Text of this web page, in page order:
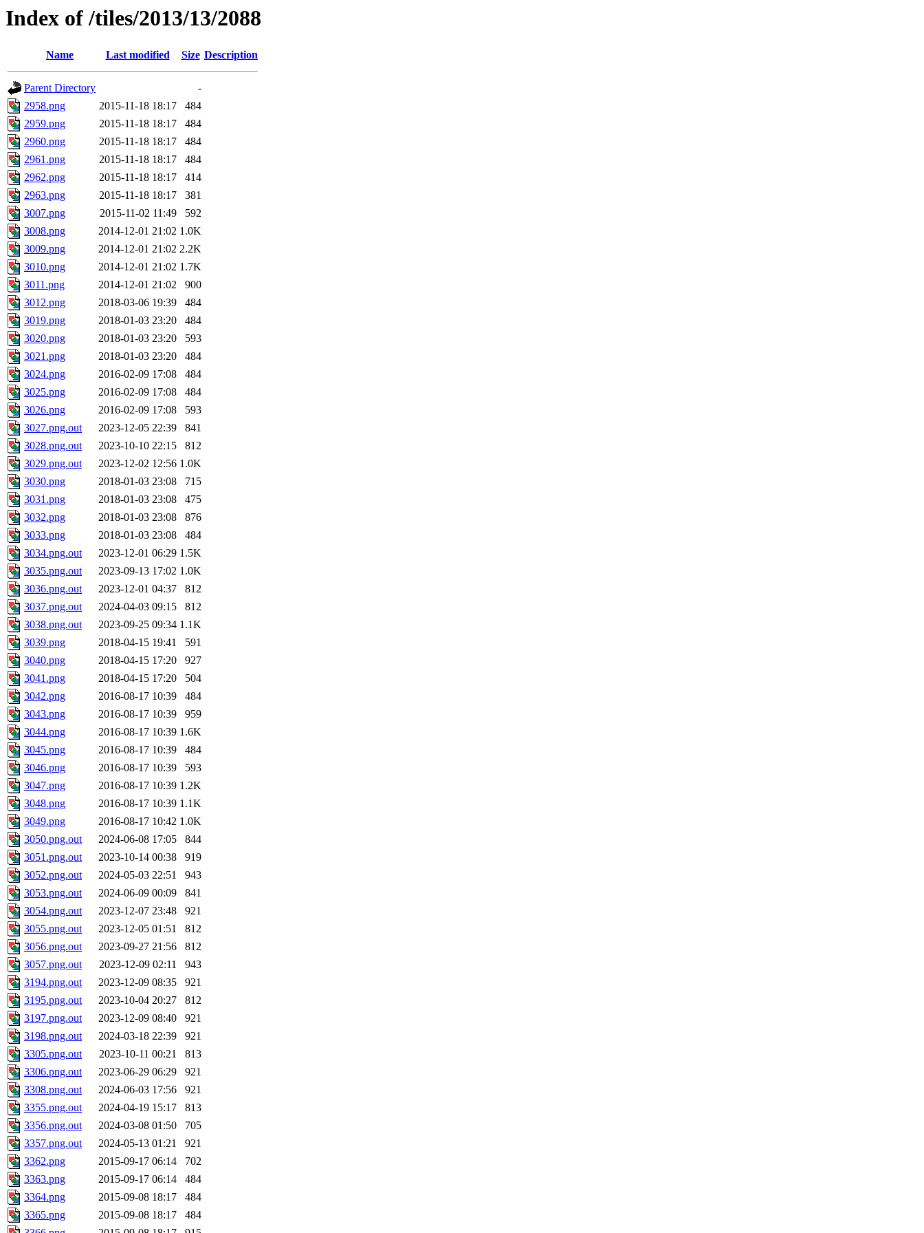
Index of /tiles/2013/13/2088
Name Last modified Size Description
Parent Directory
-
2958.png
2015-11-18 18:17
484
2959.png
2015-11-18 18:17
484
2960.png
2015-11-18 18:17
484
2961.png
2015-11-18 18:17
484
2962.png
2015-11-18 18:17
414
2963.png
2015-11-18 18:17
381
3007.png
2015-11-02 11:49
592
3008.png
2014-12-01 21:02 1.0K
3009.png
2014-12-01 21:02 2.2K
3010.png
2014-12-01 21:02 1.7K
3011.png
2014-12-01 21:02
900
3012.png
2018-03-06 19:39
484
3019.png
2018-01-03 23:20
484
3020.png
2018-01-03 23:20
593
3021.png
2018-01-03 23:20
484
3024.png
2016-02-09 17:08
484
3025.png
2016-02-09 17:08
484
3026.png
2016-02-09 17:08
593
3027.png.out
2023-12-05 22:39
841
3028.png.out
2023-10-10 22:15
812
3029.png.out
2023-12-02 12:56 1.0K
3030.png
2018-01-03 23:08
715
3031.png
2018-01-03 23:08
475
3032.png
2018-01-03 23:08
876
3033.png
2018-01-03 23:08
484
3034.png.out
2023-12-01 06:29 1.5K
3035.png.out
2023-09-13 17:02 1.0K
3036.png.out
2023-12-01 04:37
812
3037.png.out
2024-04-03 09:15
812
3038.png.out
2023-09-25 09:34 1.1K
3039.png
2018-04-15 19:41
591
3040.png
2018-04-15 17:20
927
3041.png
2018-04-15 17:20
504
3042.png
2016-08-17 10:39
484
3043.png
2016-08-17 10:39
959
3044.png
2016-08-17 10:39 1.6K
3045.png
2016-08-17 10:39
484
3046.png
2016-08-17 10:39
593
3047.png
2016-08-17 10:39 1.2K
3048.png
2016-08-17 10:39 1.1K
3049.png
2016-08-17 10:42 1.0K
3050.png.out
2024-06-08 17:05
844
3051.png.out
2023-10-14 00:38
919
3052.png.out
2024-05-03 22:51
943
3053.png.out
2024-06-09 00:09
841
3054.png.out
2023-12-07 23:48
921
3055.png.out
2023-12-05 01:51
812
3056.png.out
2023-09-27 21:56
812
3057.png.out
2023-12-09 02:11
943
3194.png.out
2023-12-09 08:35
921
3195.png.out
2023-10-04 20:27
812
3197.png.out
2023-12-09 08:40
921
3198.png.out
2024-03-18 22:39
921
3305.png.out
2023-10-11 00:21
813
3306.png.out
2023-06-29 06:29
921
3308.png.out
2024-06-03 17:56
921
3355.png.out
2024-04-19 15:17
813
3356.png.out
2024-03-08 01:50
705
3357.png.out
2024-05-13 01:21
921
3362.png
2015-09-17 06:14
702
3363.png
2015-09-17 06:14
484
3364.png
2015-09-08 18:17
484
3365.png
2015-09-08 18:17
484